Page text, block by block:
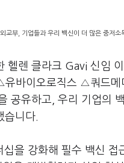
부, 기업들과 우리 백신이 더 많은 중저
헬렌 클라크 Gavi 신임
바이오로직스 △쿼드
공유하고, 우리 기업의
니다.
을 강화해 필수 백신 접